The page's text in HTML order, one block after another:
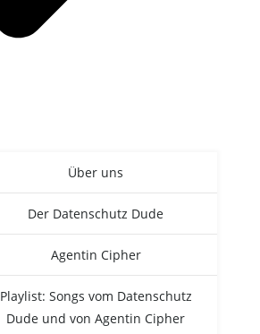
Über uns
Der Daten­schutz Dude
Agen­tin Cipher
Play­list: Songs vom Daten­schutz
Dude und von Agen­tin Cipher